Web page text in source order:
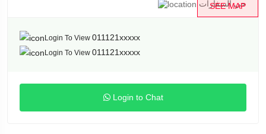
SEE MAP
حي السفارات
Login To View 011121xxxxx
Login To View 011121xxxxx
Login to Chat